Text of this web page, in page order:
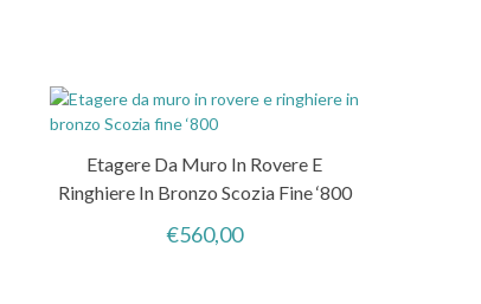
Etagere Da Muro In Rovere E
Ringhiere In Bronzo Scozia Fine ‘800
€560,00